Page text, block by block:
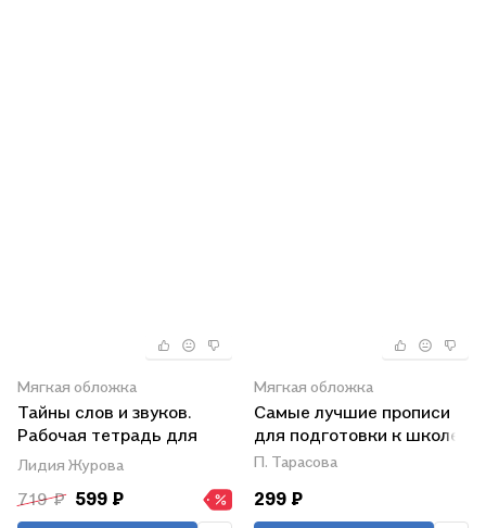
Мягкая обложка
Тайны слов и звуков.
Рабочая тетрадь для
детей 5-6 лет
Лидия Журова
719 ₽ 599 ₽
Мягкая обложка
Самые лучшие прописи
для подготовки к школе
П. Тарасова
299 ₽